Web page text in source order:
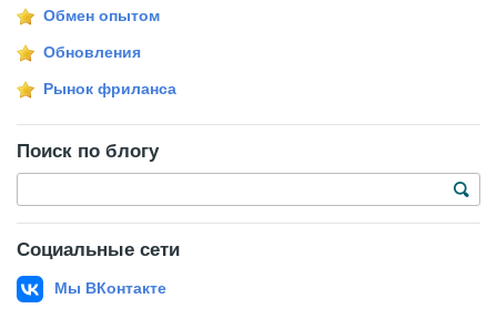
Обмен опытом
Обновления
Рынок фриланса
Поиск по блогу
Социальные сети
Мы ВКонтакте